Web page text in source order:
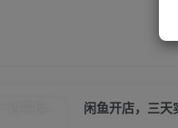
闲鱼开店，三